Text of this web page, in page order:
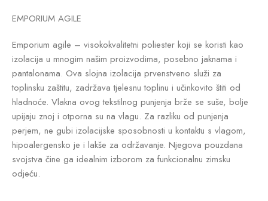
EMPORIUM AGILE
Emporium agile – visokokvalitetni poliester koji se koristi kao
izolacija u mnogim našim proizvodima, posebno jaknama i
pantalonama. Ova slojna izolacija prvenstveno služi za
toplinsku zaštitu, zadržava tjelesnu toplinu i učinkovito štiti od
hladnoće. Vlakna ovog tekstilnog punjenja brže se suše, bolje
upijaju znoj i otporna su na vlagu. Za razliku od punjenja
perjem, ne gubi izolacijske sposobnosti u kontaktu s vlagom,
hipoalergensko je i lakše za održavanje. Njegova pouzdana
svojstva čine ga idealnim izborom za funkcionalnu zimsku
odjeću.